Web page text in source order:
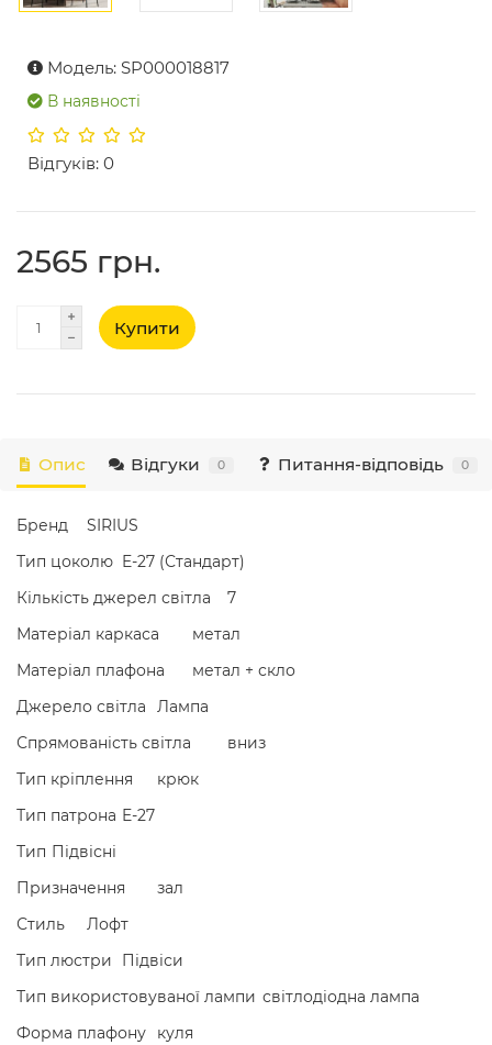
Модель: SP000018817
В наявності
Відгуків: 0
2565 грн.
Купити
Опис Відгуки 0 Питання-відповідь 0
Бренд
SIRIUS
Тип цоколю E-27 (Стандарт)
Кількість джерел світла
7
Матеріал каркаса
метал
Матеріал плафона
метал + скло
Джерело світла
Лампа
Спрямованість світла
вниз
Тип кріплення
крюк
Тип патрона E-27
Тип Підвісні
Призначення
зал
Стиль
Лофт
Тип люстри
Підвіси
Тип використовуваної лампи світлодіодна лампа
Форма плафону
куля